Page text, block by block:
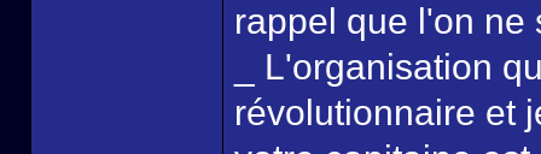
rappel que l'on ne
_ L'organisation
révolutionnaire et